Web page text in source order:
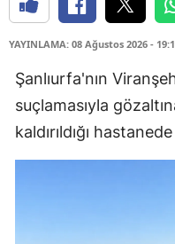
YAYINLAMA: 08 Ağustos 2026 -
Şanlıurfa'nın
suçlamasıyla
kaldırıldığı